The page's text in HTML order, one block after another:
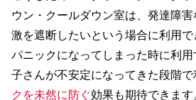
ウン・クールダウン室は、発達障害
激を遮断したいという場合に利用で
パニックになってしまった時に利
子さんが不安定になってきた段階
クを未然に防ぐ効果も期待できます